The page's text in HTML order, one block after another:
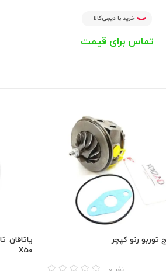
خرید با دیجی‌کالا
تماس برای قیمت
توربو رنو کپچر
X50